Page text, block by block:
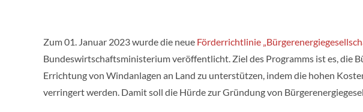
Zum 01. Januar 2023 wurde die neue Förderrichtlinie
Bundeswirtschaftsministerium veröffentlicht. Ziel des Programms ist es, die
Errichtung von Windanlagen an Land zu unterstützen, indem die hohen
verringert werden. Damit soll die Hürde zur Gründung von